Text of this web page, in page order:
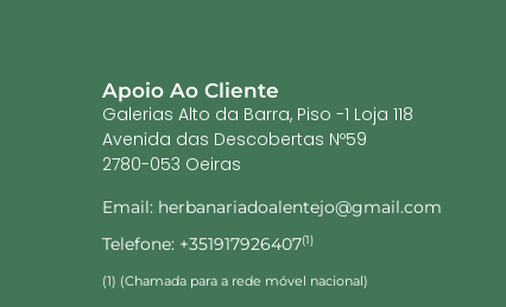
Apoio Ao Cliente
Galerias Alto da Barra, Piso -1 Loja 118
Avenida das Descobertas Nº59
2780-053 Oeiras
Email: herbanariadoalentejo@gmail.com
Telefone: +351917926407(1)
(1) (Chamada para a rede móvel nacional)